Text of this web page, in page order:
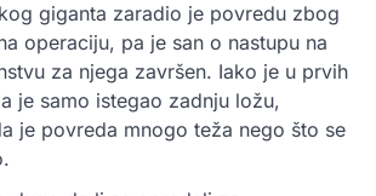
giganta zaradio je povredu zbog
operaciju, pa je san o nastupu na
za njega završen. Iako je u prvih
je samo istegao zadnju ložu,
je povreda mnogo teža nego što se